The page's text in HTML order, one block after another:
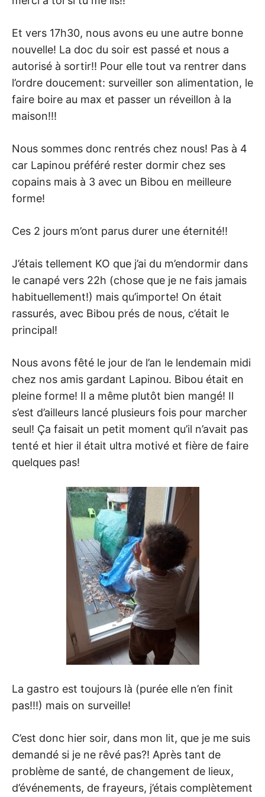
Et vers 17h30, nous avons eu une autre bonne
nouvelle! La doc du soir est passé et nous a
autorisé à sortir!! Pour elle tout va rentrer dans
l’ordre doucement: surveiller son alimentation, le
faire boire au max et passer un réveillon à la
maison!!!
Nous sommes donc rentrés chez nous! Pas à 4
car Lapinou préféré rester dormir chez ses
copains mais à 3 avec un Bibou en meilleure
forme!
Ces 2 jours m’ont parus durer une éternité!!
J’étais tellement KO que j’ai du m’endormir dans
le canapé vers 22h (chose que je ne fais jamais
habituellement!) mais qu’importe! On était
rassurés, avec Bibou prés de nous, c’était le
principal!
Nous avons fêté le jour de l’an le lendemain midi
chez nos amis gardant Lapinou. Bibou était en
pleine forme! Il a même plutôt bien mangé! Il
s’est d’ailleurs lancé plusieurs fois pour marcher
seul! Ça faisait un petit moment qu’il n’avait pas
tenté et hier il était ultra motivé et fière de faire
quelques pas!
La gastro est toujours là (purée elle n’en finit
pas!!!) mais on surveille!
C’est donc hier soir, dans mon lit, que je me suis
demandé si je ne rêvé pas?! Après tant de
problème de santé, de changement de lieux,
d’événements, de frayeurs, j’étais complètement